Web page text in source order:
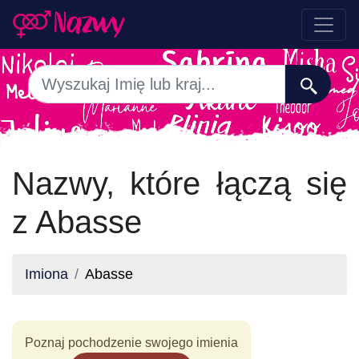
Nazwy, które łączą się
z Abasse
Imiona Abasse
Poznaj pochodzenie swojego imienia